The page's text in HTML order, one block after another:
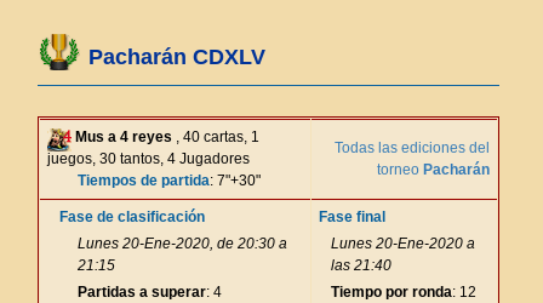
Pacharán CDXLV
Mus a 4 reyes , 40 cartas, 1
juegos, 30 tantos, 4 Jugadores
Tiempos de partida: 7"+30"
Todas las ediciones del
torneo Pacharán
Fase de clasificación
Lunes 20-Ene-2020, de 20:30 a
21:15
Partidas a superar: 4
Fase final
Lunes 20-Ene-2020 a
las 21:40
Tiempo por ronda: 12